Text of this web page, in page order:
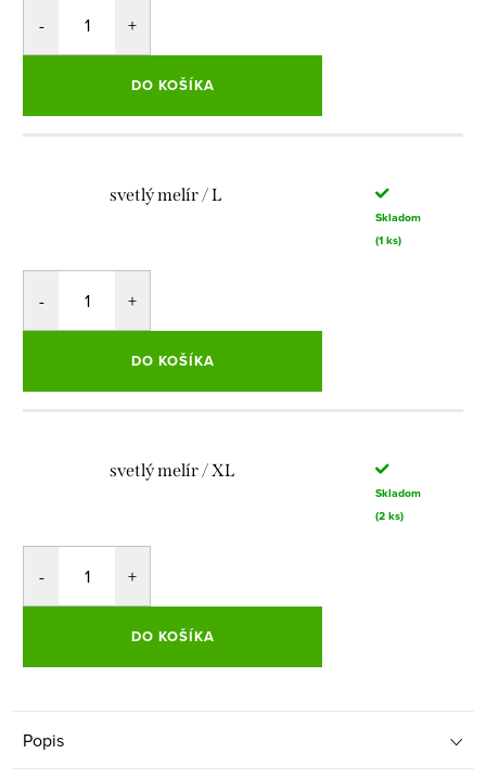
DO KOŠÍKA
svetlý melír / L
Skladom
(1 ks)
DO KOŠÍKA
svetlý melír / XL
Skladom
(2 ks)
DO KOŠÍKA
Popis